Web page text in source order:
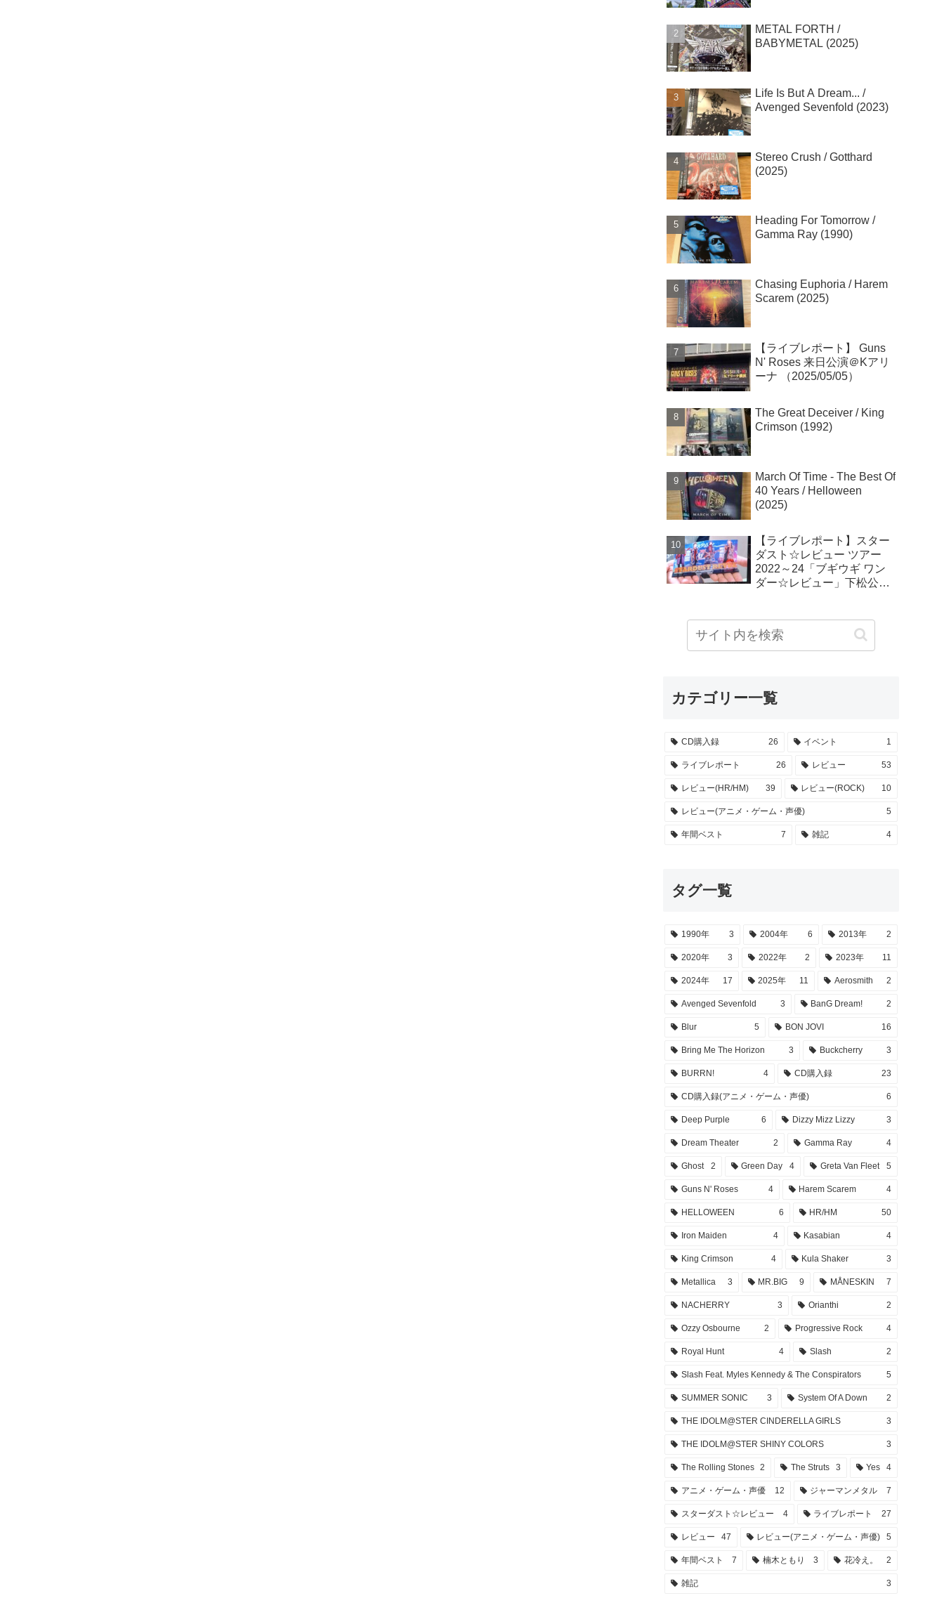
METAL FORTH /
BABYMETAL (2025)
Life Is But A Dream... /
Avenged Sevenfold (2023)
Stereo Crush / Gotthard
(2025)
Heading For Tomorrow /
Gamma Ray (1990)
Chasing Euphoria / Harem
Scarem (2025)
【ライブレポート】 Guns
N' Roses 来日公演＠Kアリ
ーナ （2025/05/05）
The Great Deceiver / King
Crimson (1992)
March Of Time - The Best Of
40 Years / Helloween
(2025)
【ライブレポート】スター
ダスト☆レビュー ツアー
2022～24「ブギウギ ワン
ダー☆レビュー」下松公演
カテゴリー一覧
CD購入録 26 イベント 1
ライブレポート 26 レビュー 53
レビュー(HR/HM) 39 レビュー(ROCK) 10
レビュー(アニメ・ゲーム・声優) 5
年間ベスト 7 雑記 4
タグ一覧
1990年 3 2004年 6 2013年 2
2020年 3 2022年 2 2023年 11
2024年 17 2025年 11 Aerosmith 2
Avenged Sevenfold 3 BanG Dream! 2
Blur 5 BON JOVI 16
Bring Me The Horizon 3 Buckcherry 3
BURRN! 4 CD購入録 23
CD購入録(アニメ・ゲーム・声優) 6
Deep Purple 6 Dizzy Mizz Lizzy 3
Dream Theater 2 Gamma Ray 4
Ghost 2 Green Day 4 Greta Van Fleet 5
Guns N' Roses 4 Harem Scarem 4
HELLOWEEN 6 HR/HM 50
Iron Maiden 4 Kasabian 4
King Crimson 4 Kula Shaker 3
Metallica 3 MR.BIG 9 MÅNESKIN 7
NACHERRY 3 Orianthi 2
Ozzy Osbourne 2 Progressive Rock 4
Royal Hunt 4 Slash 2
Slash Feat. Myles Kennedy & The Conspirators 5
SUMMER SONIC 3 System Of A Down 2
THE IDOLM@STER CINDERELLA GIRLS 3
THE IDOLM@STER SHINY COLORS 3
The Rolling Stones 2 The Struts 3 Yes 4
アニメ・ゲーム・声優 12 ジャーマンメタル 7
スターダスト☆レビュー 4 ライブレポート 27
レビュー 47 レビュー(アニメ・ゲーム・声優) 5
年間ベスト 7 楠木ともり 3 花冷え。 2
雑記 3